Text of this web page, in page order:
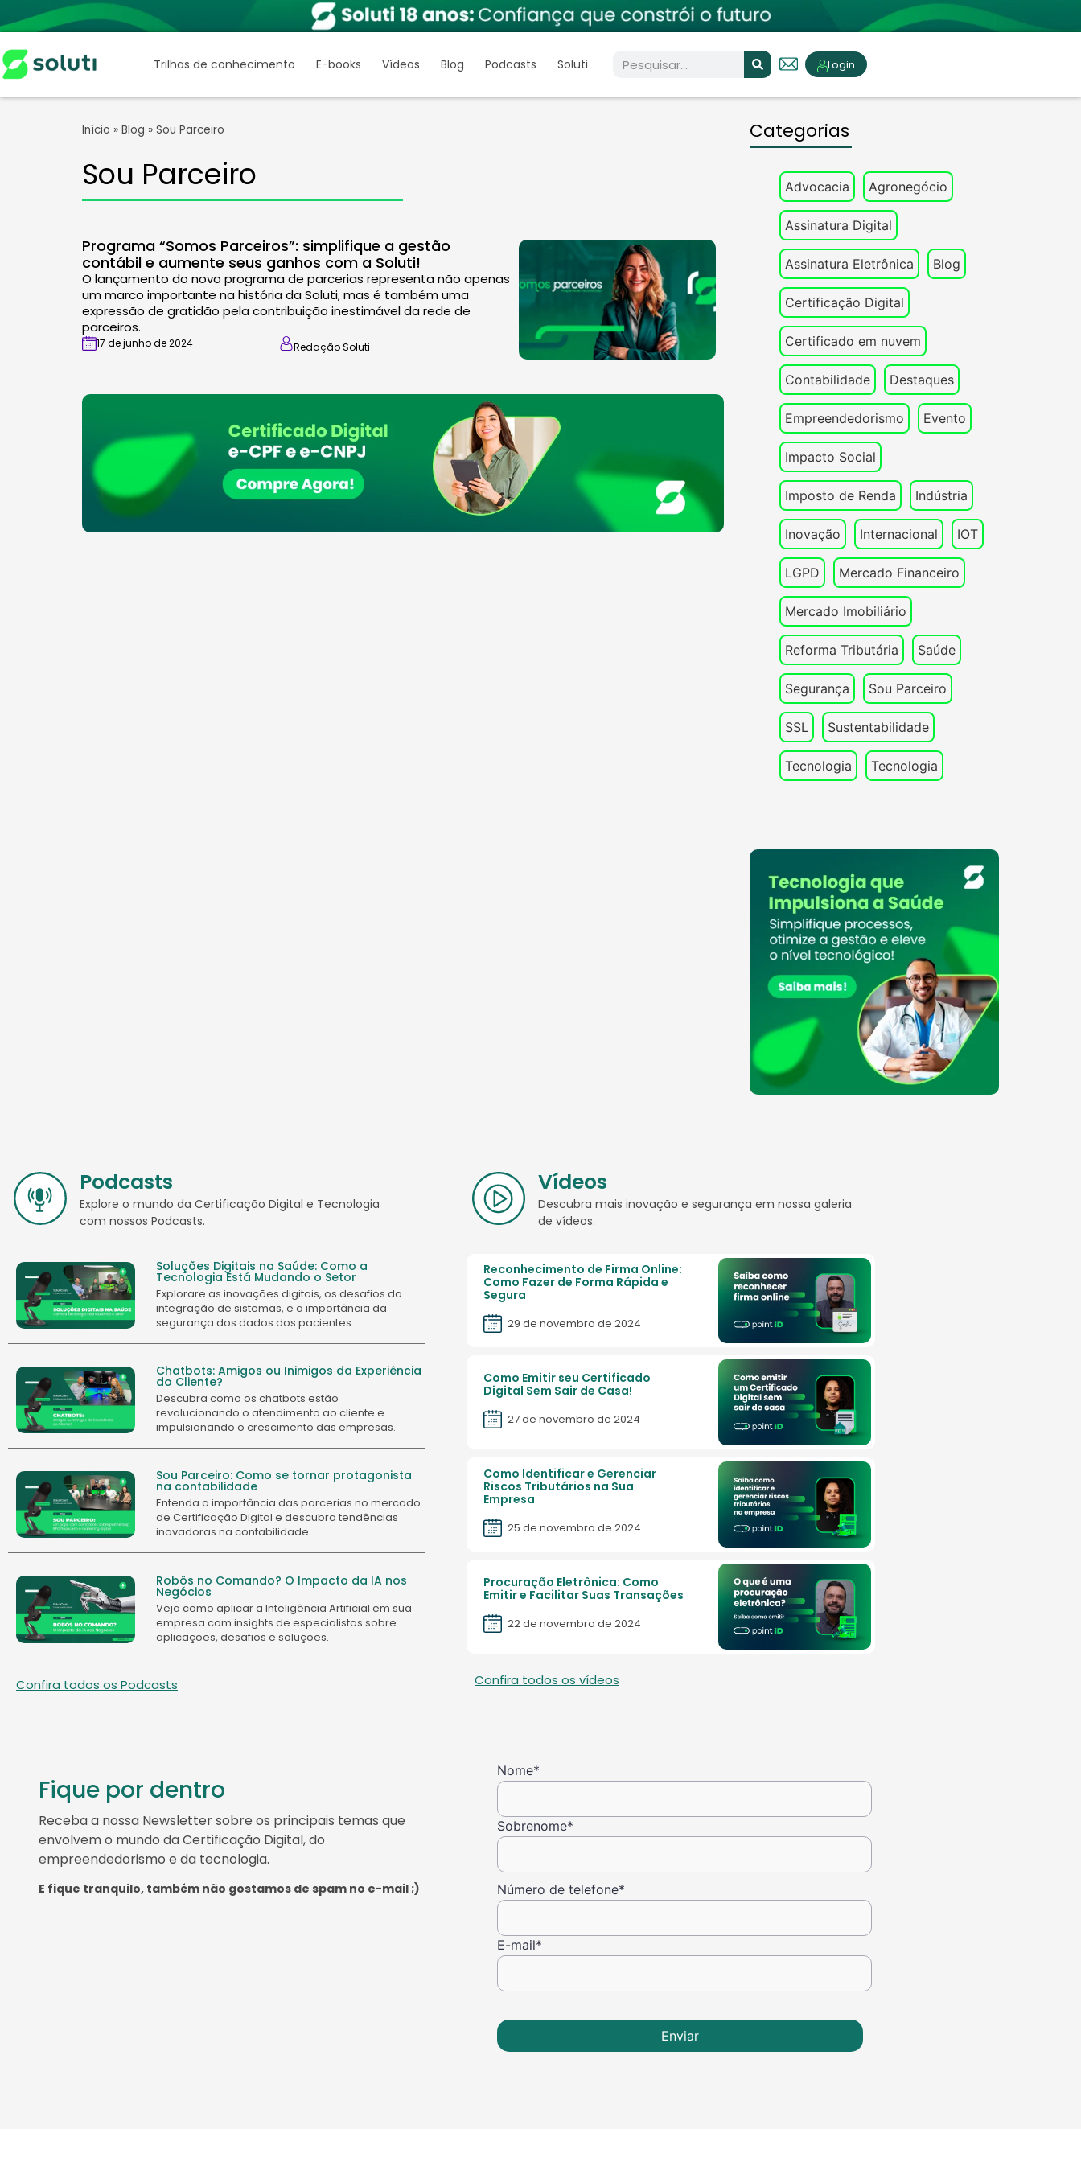
Trilhas de conhecimento E-books Vídeos Blog Podcasts Soluti Login
Início » Blog » Sou Parceiro
Sou Parceiro
Programa “Somos Parceiros”: simplifique a gestão
contábil e aumente seus ganhos com a Soluti!
O lançamento do novo programa de parcerias representa não apenas
um marco importante na história da Soluti, mas é também uma
expressão de gratidão pela contribuição inestimável da rede de
parceiros.
17 de junho de 2024 Redação Soluti
Categorias
Advocacia Agronegócio
Assinatura Digital
Assinatura Eletrônica Blog
Certificação Digital
Certificado em nuvem
Contabilidade Destaques
Empreendedorismo Evento
Impacto Social
Imposto de Renda Indústria
Inovação Internacional IOT
LGPD Mercado Financeiro
Mercado Imobiliário
Reforma Tributária Saúde
Segurança Sou Parceiro
SSL Sustentabilidade
Tecnologia Tecnologia
Podcasts
Explore o mundo da Certificação Digital e Tecnologia
com nossos Podcasts.
Soluções Digitais na Saúde: Como a
Tecnologia Está Mudando o Setor
Explorare as inovações digitais, os desafios da
integração de sistemas, e a importância da
segurança dos dados dos pacientes.
Chatbots: Amigos ou Inimigos da Experiência
do Cliente?
Descubra como os chatbots estão
revolucionando o atendimento ao cliente e
impulsionando o crescimento das empresas.
Sou Parceiro: Como se tornar protagonista
na contabilidade
Entenda a importância das parcerias no mercado
de Certificação Digital e descubra tendências
inovadoras na contabilidade.
Robôs no Comando? O Impacto da IA nos
Negócios
Veja como aplicar a Inteligência Artificial em sua
empresa com insights de especialistas sobre
aplicações, desafios e soluções.
Confira todos os Podcasts
Vídeos
Descubra mais inovação e segurança em nossa galeria
de vídeos.
Reconhecimento de Firma Online:
Como Fazer de Forma Rápida e
Segura
29 de novembro de 2024
Como Emitir seu Certificado
Digital Sem Sair de Casa!
27 de novembro de 2024
Como Identificar e Gerenciar
Riscos Tributários na Sua
Empresa
25 de novembro de 2024
Procuração Eletrônica: Como
Emitir e Facilitar Suas Transações
22 de novembro de 2024
Confira todos os vídeos
Fique por dentro
Receba a nossa Newsletter sobre os principais temas que
envolvem o mundo da Certificação Digital, do
empreendedorismo e da tecnologia.
E fique tranquilo, também não gostamos de spam no e-mail ;)
Nome*
Sobrenome*
Número de telefone*
E-mail*